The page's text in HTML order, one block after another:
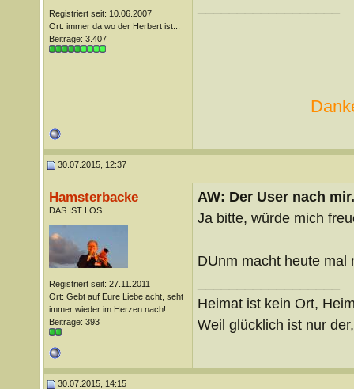
Registriert seit: 10.06.2007
Ort: immer da wo der Herbert ist...
Beiträge: 3.407
30.07.2015, 12:37
Hamsterbacke
DAS IST LOS
Registriert seit: 27.11.2011
Ort: Gebt auf Eure Liebe acht, seht
immer wieder im Herzen nach!
Beiträge: 393
AW: Der User nach
Ja bitte, würde mich
DUnm macht heute mal
Heimat ist kein Ort,
Weil glücklich ist nur
30.07.2015, 14:15